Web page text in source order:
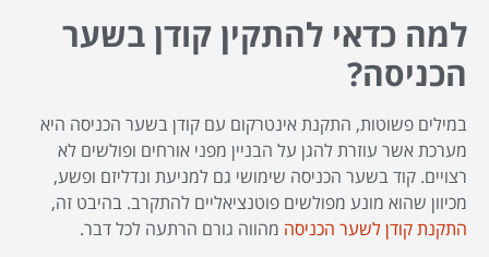
למה כדאי להתקין קודן בשער
הכניסה?
במילים פשוטות, התקנת אינטרקום עם קודן בשער הכניסה היא
מערכת אשר עוזרת להגן על הבניין מפני אורחים ופולשים לא
רצויים. קוד בשער הכניסה שימושי גם למניעת ונדליזם ופשע,
מכיוון שהוא מונע מפולשים פוטנציאליים להתקרב. בהיבט זה,
התקנת קודן לשער הכניסה מהווה גורם הרתעה לכל דבר.